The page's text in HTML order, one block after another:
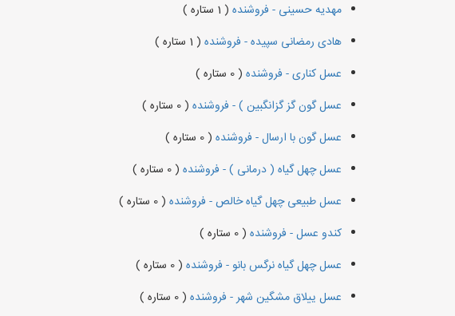
مهدیه حسینی - فروشنده ( 1 ستاره )
هادی رمضانی سپیده - فروشنده ( 1 ستاره )
عسل کناری - فروشنده ( 0 ستاره )
عسل گون گز گزانگبین ) - فروشنده ( 0 ستاره )
عسل گون با ارسال - فروشنده ( 0 ستاره )
عسل چهل گیاه ( درمانی ) - فروشنده ( 0 ستاره )
عسل طبیعی چهل گیاه خالص - فروشنده ( 0 ستاره )
کندو عسل - فروشنده ( 0 ستاره )
عسل چهل گیاه نرگس بانو - فروشنده ( 0 ستاره )
عسل ییلاق مشگین شهر - فروشنده ( 0 ستاره )